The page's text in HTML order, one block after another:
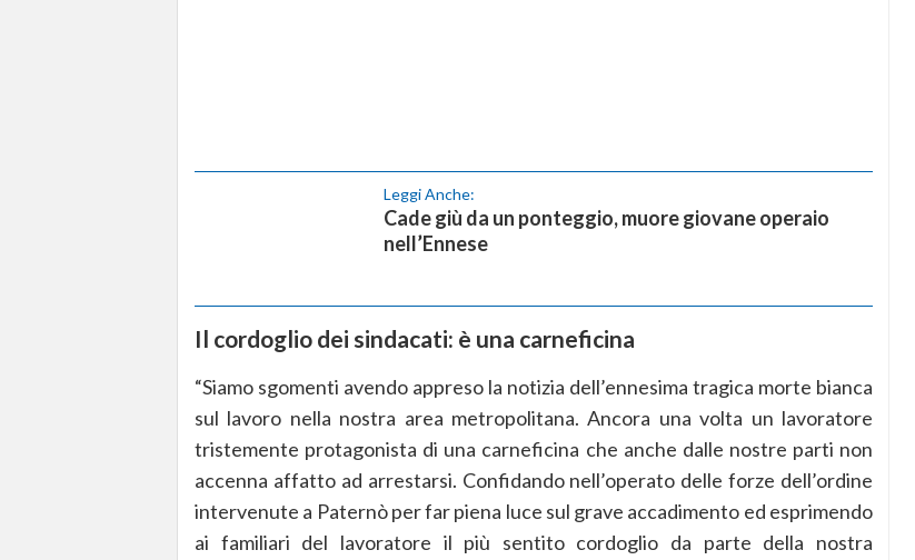
Leggi Anche:
Cade giù da un ponteggio, muore giovane operaio
nell’Ennese
Il cordoglio dei sindacati: è una carneficina
“Siamo sgomenti avendo appreso la notizia dell’ennesima tragica morte bianca
sul lavoro nella nostra area metropolitana. Ancora una volta un lavoratore
tristemente protagonista di una carneficina che anche dalle nostre parti non
accenna affatto ad arrestarsi. Confidando nell’operato delle forze dell’ordine
intervenute a Paternò per far piena luce sul grave accadimento ed esprimendo
ai familiari del lavoratore il più sentito cordoglio da parte della nostra